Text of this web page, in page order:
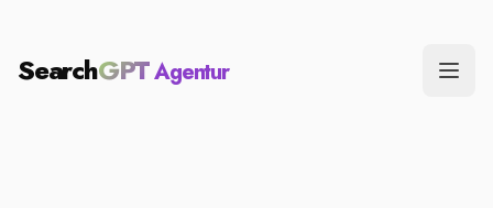
SearchGPTAgentur